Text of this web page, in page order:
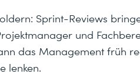
Sprint-Reviews
und
das Management früh
lenken.